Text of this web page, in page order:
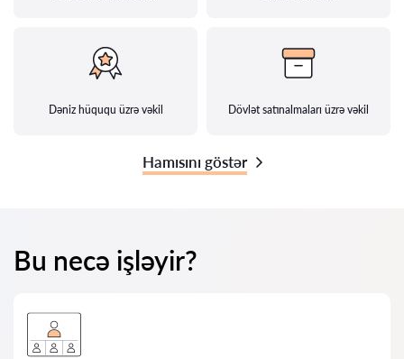
Dəniz hüququ üzrə vəkil Dövlət satınalmaları üzrə vəkil
Hamısını göstər
Bu necə işləyir?